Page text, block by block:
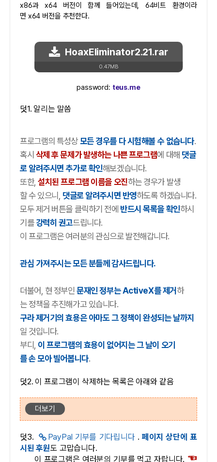
x86과 x64 버전이 함께 들어있는데, 64비트 환경이라
면 x64 버전을 추천한다.
HoaxEliminator2.21.rar
0.47MB
password: teus.me
덧1. 알리는 말씀
프로그램의 특성상모든 경우를 다 시험해볼 수 없습니다.
혹시삭제 후 문제가 발생하는 나쁜 프로그램에 대해 댓글
로 알려주시면 추가로 확인해보겠습니다.
또한,설치된 프로그램 이름을 오진하는 경우가 발생
할 수 있으니, 댓글로 알려주시면 반영하도록 하겠습니다.
모두 제거 버튼을 클릭하기 전에 반드시 목록을 확인하시
기를강력히 권고드립니다.
이 프로그램은 여러분의 관심으로 발전해갑니다.
관심 가져주시는 모든 분들께 감사드립니다.
더불어, 현 정부인문재인 정부는 ActiveX를 제거하
는 정책을 추진해가고 있습니다.
구라 제거기의 효용은 아마도 그 정책이 완성되는 날까지
일 것입니다.
부디, 이 프로그램의 효용이 없어지는 그 날이 오기
를 손 모아 빌어봅니다.
덧2. 이 프로그램이 삭제하는 목록은 아래와 같음
더보기
덧3. PayPal 기부를 기다립니다 . 페이지 상단에 표
시된 후원도 고맙습니다.
이 프로그램은 여러분의 기부를 먹고 자랍니다. ☜